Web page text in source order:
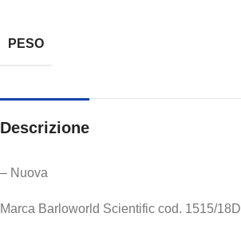
PESO
Descrizione
– Nuova
Marca Barloworld Scientific cod. 1515/18D